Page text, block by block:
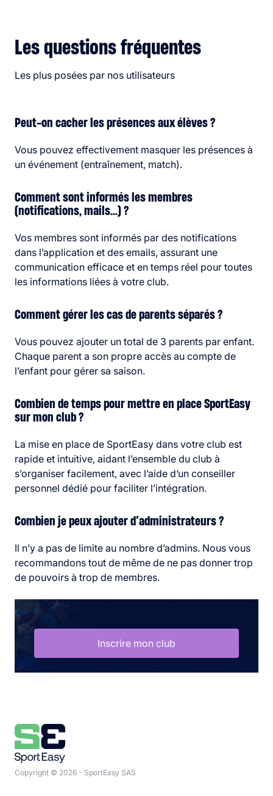
Les questions fréquentes
Les plus posées par nos utilisateurs
Peut-on cacher les présences aux élèves ?
Vous pouvez effectivement masquer les présences à
un événement (entraînement, match).
Comment sont informés les membres
(notifications, mails…) ?
Vos membres sont informés par des notifications
dans l’application et des emails, assurant une
communication efficace et en temps réel pour toutes
les informations liées à votre club.
Comment gérer les cas de parents séparés ?
Vous pouvez ajouter un total de 3 parents par enfant.
Chaque parent a son propre accès au compte de
l’enfant pour gérer sa saison.
Combien de temps pour mettre en place SportEasy
sur mon club ?
La mise en place de SportEasy dans votre club est
rapide et intuitive, aidant l’ensemble du club à
s’organiser facilement, avec l’aide d’un conseiller
personnel dédié pour faciliter l’intégration.
Combien je peux ajouter d’administrateurs ?
Il n’y a pas de limite au nombre d’admins. Nous vous
recommandons tout de même de ne pas donner trop
de pouvoirs à trop de membres.
Inscrire mon club
Copyright © 2026 - SportEasy SAS